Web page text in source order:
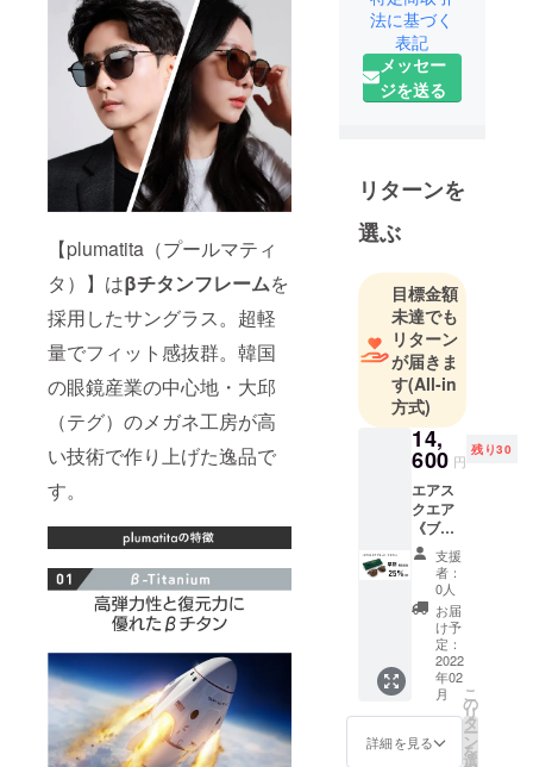
【plumatita（プールマティ
タ）】はβチタンフレームを
採用したサングラス。超軽
量でフィット感抜群。韓国
の眼鏡産業の中心地・大邱
（テグ）のメガネ工房が高
い技術で作り上げた逸品で
す。
法に基づく
表記
メッセー
ジを送る
リターンを
選ぶ
目標金額
未達でも
リターン
が届きま
す(All-in
方式)
14,
600 円
残り30
エアス
クエア
《ブ
ラッ
ク・ブ
ラウ
ン》
【早割
25％OF
F】限定
30名 定
19,500
円 →
14,600
支援
者：
0人
お届
け予
定：
2022
年02
月
詳細を見る
こ
の
リ
タ
ー
ン
を
選